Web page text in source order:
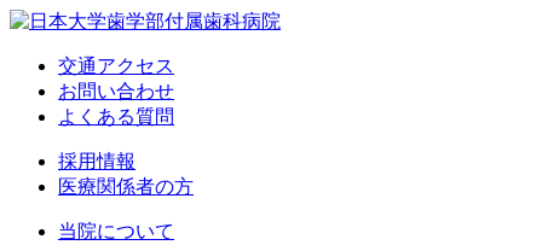
交通アクセス
お問い合わせ
よくある質問
採用情報
医療関係者の方
当院について